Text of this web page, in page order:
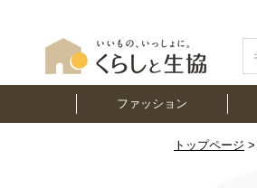
ファッション
トップページ